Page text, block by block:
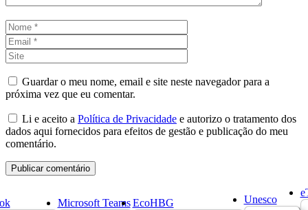
Nome
Guardar o meu nome, email e site neste navegador para a
próxima vez que eu comentar.
Li e aceito a Política de Privacidade e autorizo o tratamento dos
dados aqui fornecidos para efeitos de gestão e publicação do meu
comentário.
Microsoft Teams EcoHBG Unesco